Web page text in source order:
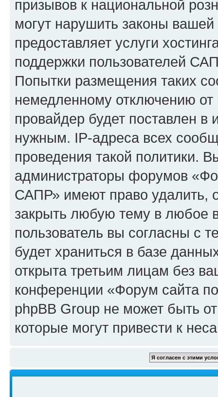
призывов к национальной
могут нарушить законы
предоставляет услуги
поддержки пользователей
Попытки размещения таких
немедленному отключению
провайдер будет поставлен в
нужным. IP-адреса всех
проведения такой политики.
администраторы форумов
САПР» имеют право удалить,
закрыть любую тему в любое
пользователь вы согласны с
будет храниться в базе
открыта третьим лицам без
конференции «Форум сайта
phpBB Group не может быть
которые могут привести к